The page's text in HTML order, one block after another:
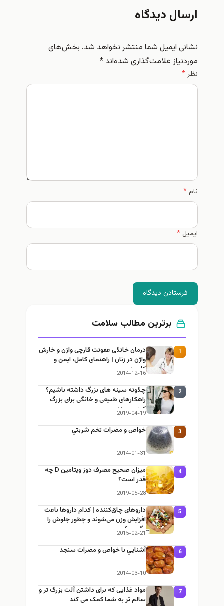
ارسال دیدگاه
نشانی ایمیل شما منتشر نخواهد شد. بخش‌های
موردنیاز علامت‌گذاری شده‌اند*
نظر*
نام*
ایمیل*
فرستادن دیدگاه
برترین مطالب سلامت
1
درمان خانگی عفونت قارچی واژن و خارش
واژن در زنان | راهنمای کامل، ایمن و
کاربردی
2014-12-16
2
چگونه سینه های بزرگ داشته باشیم؟
راهکارهای طبیعی و خانگی برای بزرگ
کردن سینه
2019-04-19
3 خواص و مضرات تخم شربتي
2014-01-31
4
میزان صحیح مصرف دوز ویتامین D چه
قدر است؟
2019-05-28
5
داروهای چاق‌کننده | کدام داروها باعث
افزایش وزن می‌شوند و چطور جلوش را
بگیریم؟
2015-02-21
6 آشنايي با خواص و مضرات سنجد
2014-03-10
7
مواد غذایی که برای داشتن آلت بزرگ تر و
سالم تر به شما کمک می کند